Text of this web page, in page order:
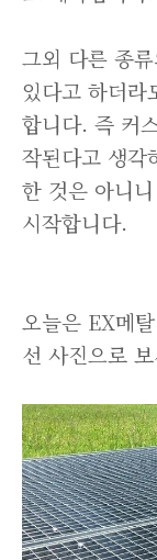
그외 다른 종
있다고 하더라
합니다. 즉 커
작된다고 생각
한 것은 아니
시작합니다.
오늘은 EX메
선 사진으로